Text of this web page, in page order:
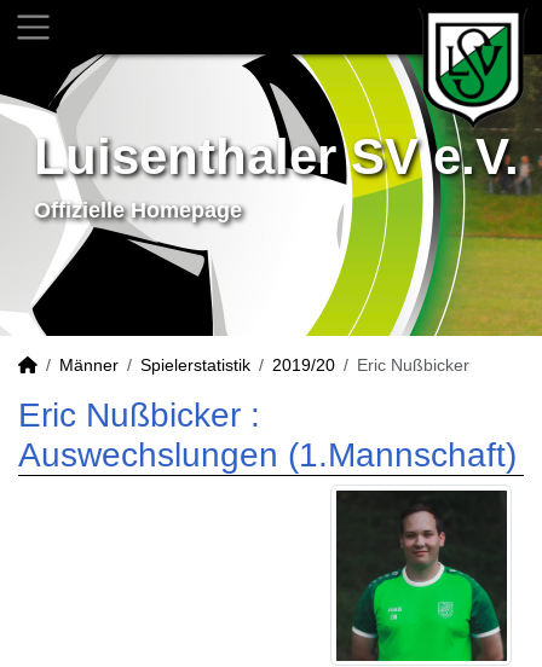
Luisenthaler SV e.V.
Offizielle Homepage
Männer Spielerstatistik 2019/20 Eric Nußbicker
Eric Nußbicker :
Auswechslungen (1.Mannschaft)